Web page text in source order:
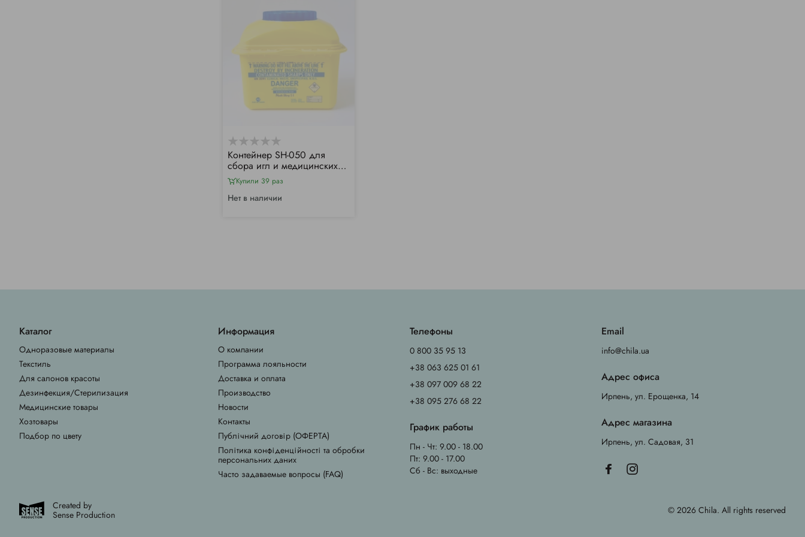
Контейнер SH-050 для
сбора игл и медицинских
отходов, 5л
Купили 39 раз
Нет в наличии
Каталог
Одноразовые материалы
Текстиль
Для салонов красоты
Дезинфекция/Стерилизация
Медицинские товары
Хозтовары
Подбор по цвету
Информация
О компании
Программа лояльности
Доставка и оплата
Производство
Новости
Контакты
Публічний договір (ОФЕРТА)
Політика конфіденційності та обробки
персональних даних
Часто задаваемые вопросы (FAQ)
Телефоны
0 800 35 95 13
+38 063 625 01 61
+38 097 009 68 22
+38 095 276 68 22
График работы
Пн - Чт: 9.00 - 18.00
Пт: 9.00 - 17.00
Сб - Вс: выходные
Email
info@chila.ua
Адрес офиса
Ирпень, ул. Ерощенка, 14
Адрес магазина
Ирпень, ул. Садовая, 31
Created by
Sense Production
© 2026 Chila. All rights reserved